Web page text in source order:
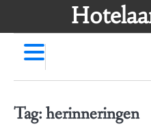
Tag:herinneringen